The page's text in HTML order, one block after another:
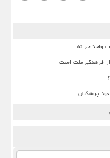
فرهنگی ملت است